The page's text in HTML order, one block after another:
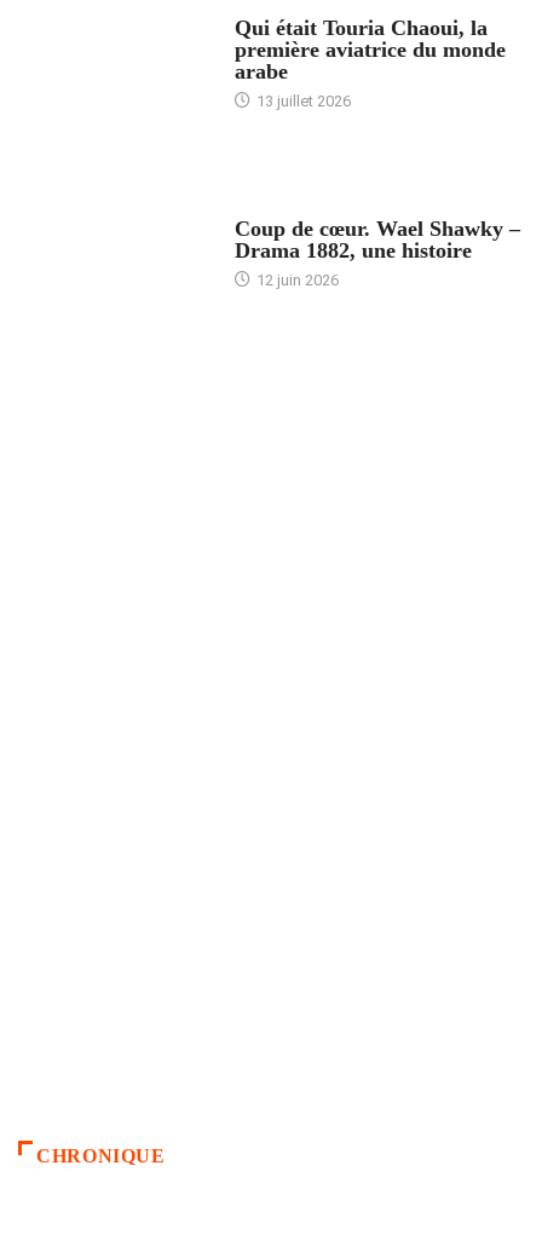
Qui était Touria Chaoui, la
première aviatrice du monde
arabe
13 juillet 2026
Coup de cœur. Wael Shawky –
Drama 1882, une histoire
12 juin 2026
CHRONIQUE